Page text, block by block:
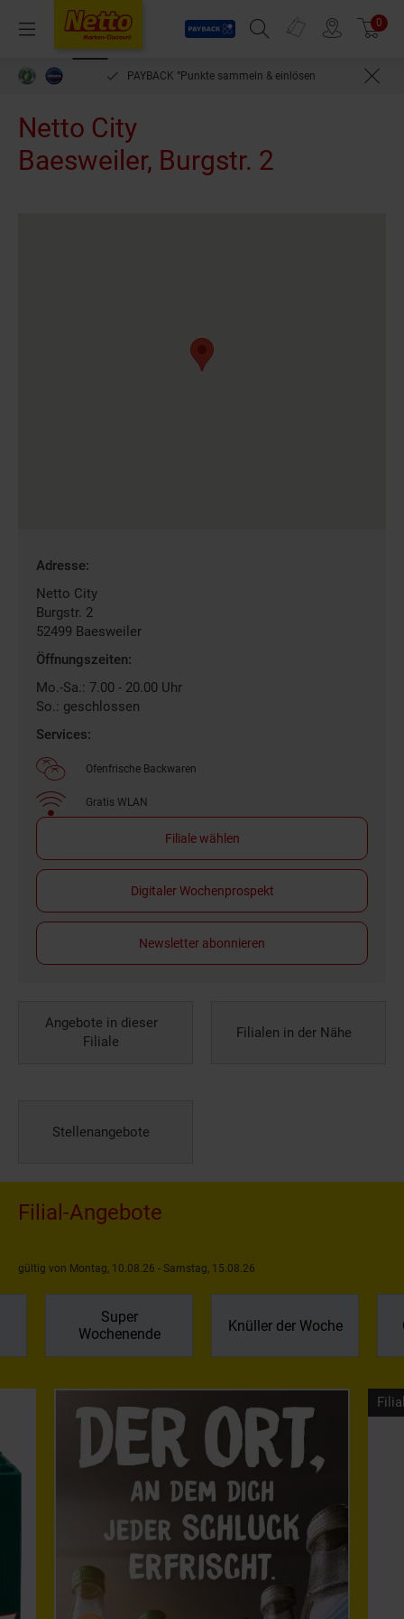
Menü
Payback
Suchfeld einblenden
Prospekte 0
PAYBACK °Punkte sammeln & einlösen
Netto City
Baesweiler, Burgstr. 2
Gefundene
Filiale
Adresse:
Netto City
Burgstr. 2
52499 Baesweiler
Öffnungszeiten:
Mo.-Sa.: 7.00 - 20.00 Uhr
So.: geschlossen
Services:
Ofenfrische Backwaren
Gratis WLAN
Filiale wählen
Digitaler Wochenprospekt
Newsletter abonnieren
Angebote in dieser
Filiale
Filialen in der Nähe
Stellenangebote
Filial-Angebote
gültig von Montag, 10.08.26 - Samstag, 15.08.26
Super
Wochenende
Knüller der Woche